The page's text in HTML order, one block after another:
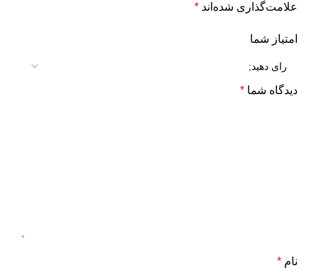
علامت‌گذاری شده‌اند *
امتیاز شما
دیدگاه شما *
نام *